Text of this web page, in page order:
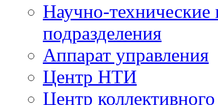
Научно-технические
подразделения
Аппарат управления
Центр НТИ
Центр